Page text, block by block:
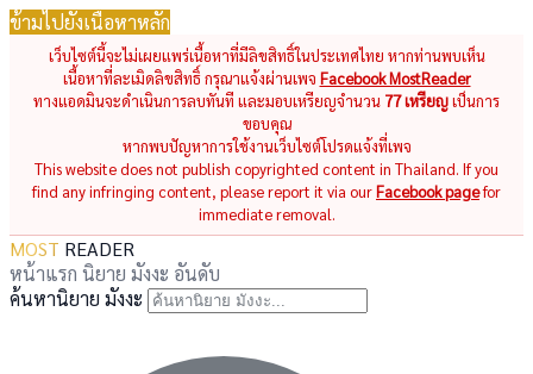
ข้ามไปยังเนื้อหาหลัก
เว็บไซต์นี้จะไม่เผยแพร่เนื้อหาที่มีลิขสิทธิ์ในประเทศไทย หากท่านพบเห็น
เนื้อหาที่ละเมิดลิขสิทธิ์ กรุณาแจ้งผ่านเพจ Facebook MostReader
ทางแอดมินจะดำเนินการลบทันที และมอบเหรียญจำนวน 77 เหรียญเป็นการ
ขอบคุณ
หากพบปัญหาการใช้งานเว็บไซต์โปรดแจ้งที่เพจ
This website does not publish copyrighted content in Thailand. If you
find any infringing content, please report it via ourFacebook pagefor
immediate removal.
MOST READER
หน้าแรก นิยาย มังงะ อันดับ
ค้นหานิยาย มังงะ